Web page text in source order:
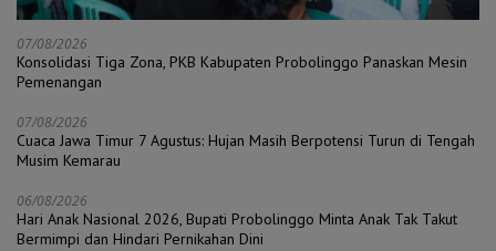
07/08/2026
Konsolidasi Tiga Zona, PKB Kabupaten Probolinggo Panaskan Mesin
Pemenangan
07/08/2026
Cuaca Jawa Timur 7 Agustus: Hujan Masih Berpotensi Turun di Tengah
Musim Kemarau
06/08/2026
Hari Anak Nasional 2026, Bupati Probolinggo Minta Anak Tak Takut
Bermimpi dan Hindari Pernikahan Dini